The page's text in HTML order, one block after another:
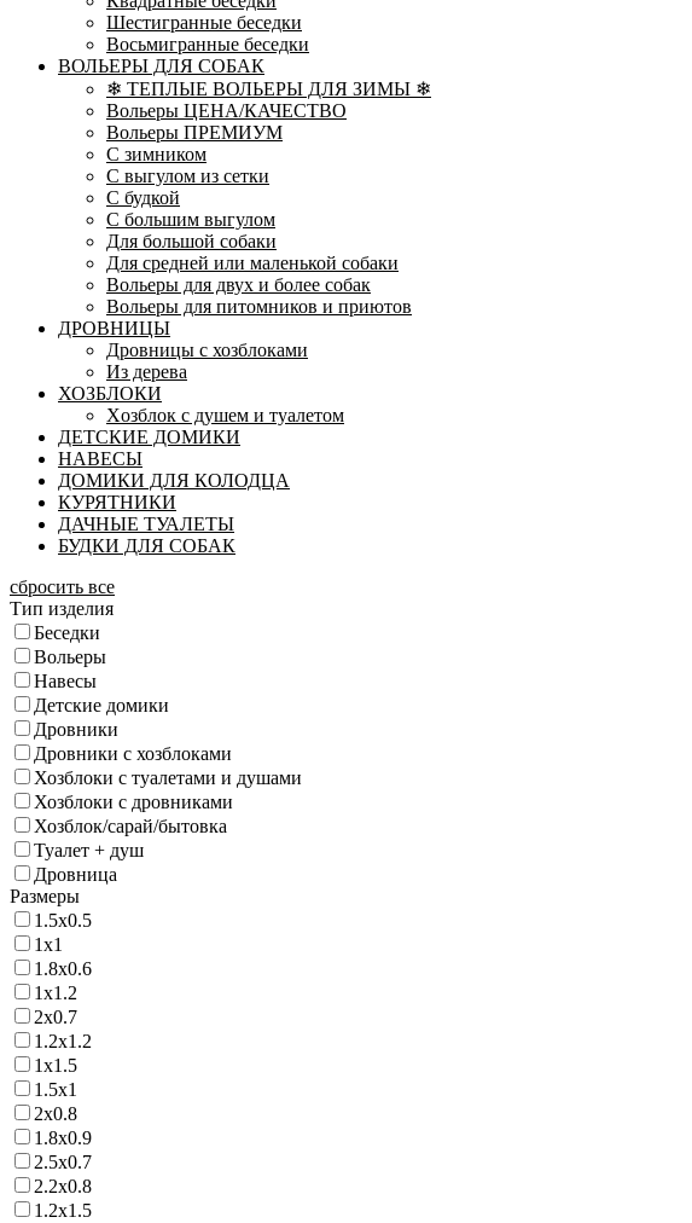
Шестигранные беседки
Восьмигранные беседки
ВОЛЬЕРЫ ДЛЯ СОБАК
❄ ТЕПЛЫЕ ВОЛЬЕРЫ ДЛЯ ЗИМЫ ❄
Вольеры ЦЕНА/КАЧЕСТВО
Вольеры ПРЕМИУМ
С зимником
С выгулом из сетки
С будкой
С большим выгулом
Для большой собаки
Для средней или маленькой собаки
Вольеры для двух и более собак
Вольеры для питомников и приютов
ДРОВНИЦЫ
Дровницы с хозблоками
Из дерева
ХОЗБЛОКИ
Xозблок с душем и туалетом
ДЕТСКИЕ ДОМИКИ
НАВЕСЫ
ДОМИКИ ДЛЯ КОЛОДЦА
КУРЯТНИКИ
ДАЧНЫЕ ТУАЛЕТЫ
БУДКИ ДЛЯ СОБАК
сбросить все
Тип изделия
Беседки
Вольеры
Навесы
Детские домики
Дровники
Дровники с хозблоками
Хозблоки с туалетами и душами
Хозблоки с дровниками
Хозблок/сарай/бытовка
Туалет + душ
Дровница
Размеры
1.5х0.5
1х1
1.8х0.6
1х1.2
2х0.7
1.2х1.2
1х1.5
1.5х1
2х0.8
1.8х0.9
2.5х0.7
2.2х0.8
1.2х1.5